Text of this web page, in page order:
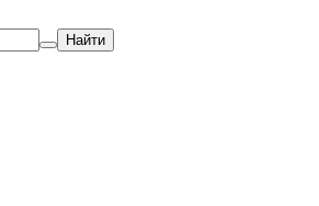
Найти